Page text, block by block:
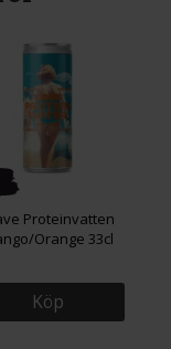
Proteinvatten
Orange 33cl
Köp